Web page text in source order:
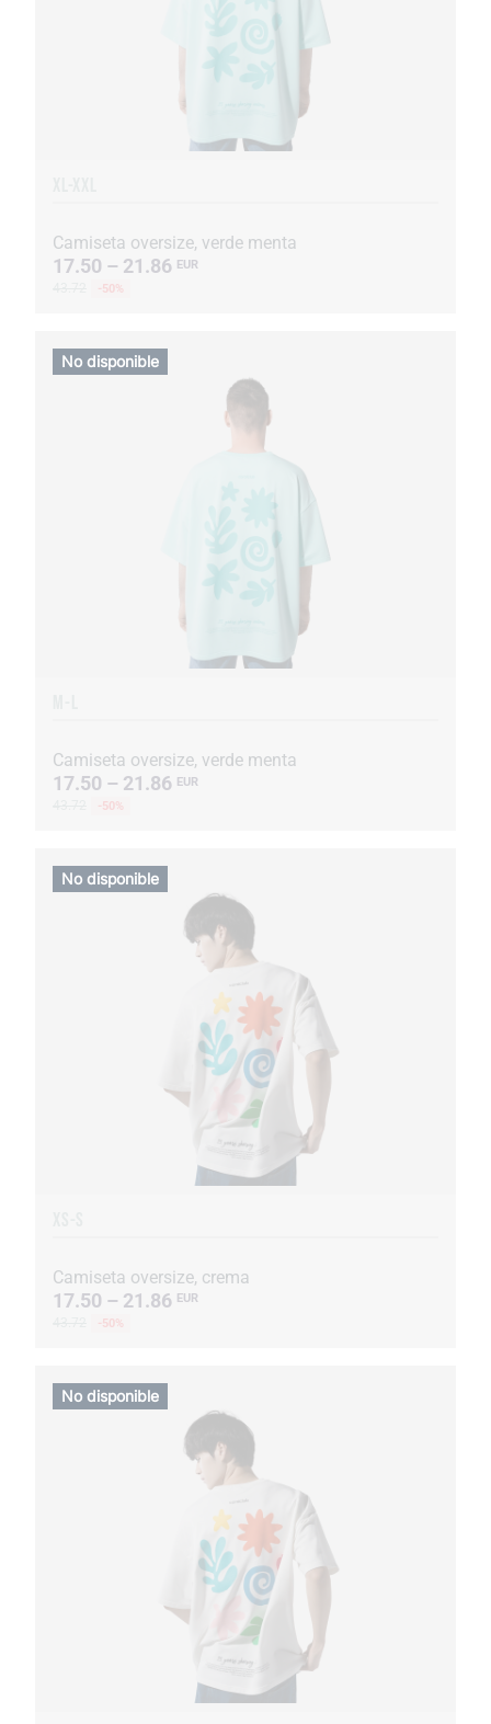
Camiseta oversize, verde menta
17.50 – 21.86 EUR
-50%
Camiseta oversize, verde menta
17.50 – 21.86 EUR
-50%
No disponible
Camiseta oversize, crema
17.50 – 21.86 EUR
-50%
No disponible
No disponible